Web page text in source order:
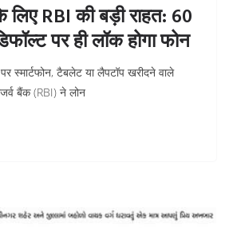
लिए RBI की बड़ी राहत: 60
पर ही लॉक होगा फोन
स्मार्टफोन, टैबलेट या लैपटॉप खरीदने वाले
बैंक (RBI) ने लोन